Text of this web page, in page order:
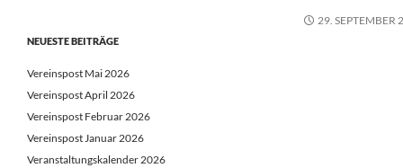
29. SEPTEMBER
NEUESTE BEITRÄGE
Vereinspost Mai 2026
Vereinspost April 2026
Vereinspost Februar 2026
Vereinspost Januar 2026
Veranstaltungskalender 2026